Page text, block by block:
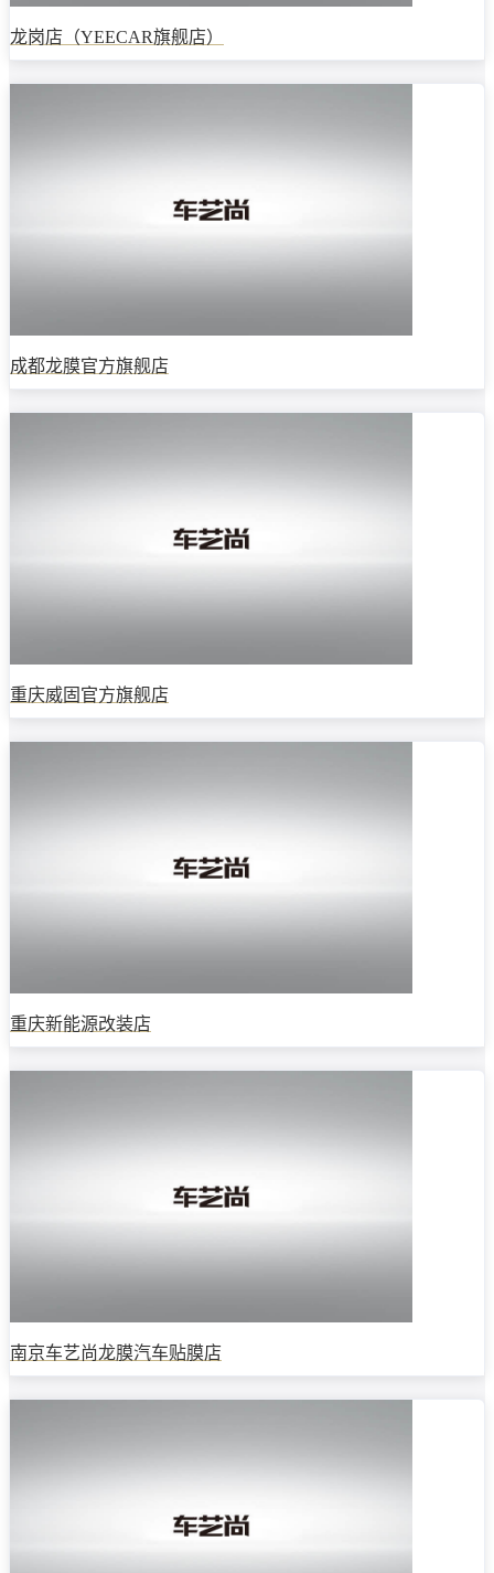
龙岗店（YEECAR旗舰店）
成都龙膜官方旗舰店
重庆威固官方旗舰店
重庆新能源改装店
南京车艺尚龙膜汽车贴膜店